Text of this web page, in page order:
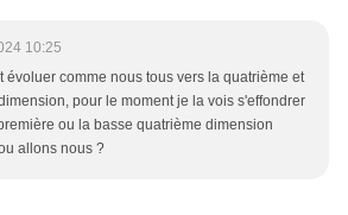
10:25
évoluer comme nous tous vers la quatrième et
pour le moment je la vois s'effondrer
ou la basse quatrième dimension
allons nous ?